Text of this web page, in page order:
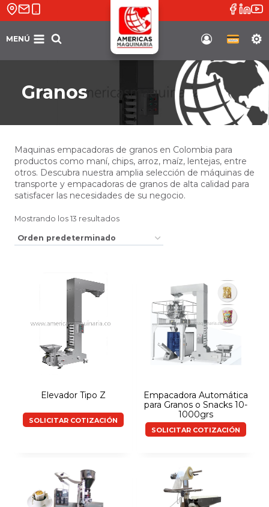
Saltar
MENÚ
Granos
Maquinas empacadoras de granos en Colombia para
productos como maní, chips, arroz, maíz, lentejas, entre
otros. Descubra nuestra amplia selección de máquinas de
transporte y empacadoras de granos de alta calidad para
satisfacer las necesidades de su negocio.
Mostrando los 13 resultados
Elevador Tipo Z
SOLICITAR COTIZACIÓN
Empacadora Automática
para Granos o Snacks 10-
1000grs
SOLICITAR COTIZACIÓN